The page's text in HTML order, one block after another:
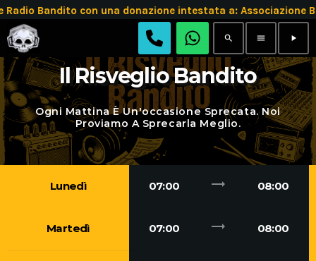
Bandito con una donazione intestata a: Associazione
search menu play_arrow
Il Risveglio Bandito
Ogni Mattina È Un'occasione Sprecata. Noi
Proviamo A Sprecarla Meglio.
Lunedì 07:00 trending_flat 08:00
Martedì 07:00 trending_flat 08:00